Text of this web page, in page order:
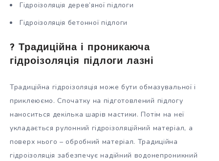
Гідроізоляція дерев’яної підлоги
Гідроізоляція бетонної підлоги
? Традиційна і проникаюча
гідроізоляція підлоги лазні
Традиційна гідроізоляція може бути обмазувальної і
приклеюємо. Спочатку на підготовлений підлогу
наноситься декілька шарів мастики. Потім на неї
укладається рулонний гідроізоляційний матеріал, а
поверх нього – обробний матеріал. Традиційна
гідроізоляція забезпечує надійний водонепроникний